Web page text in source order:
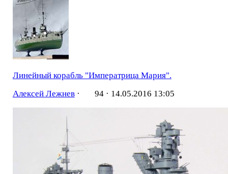
Линейный корабль "Императрица Мария".
Алексей Лежнев· 94 · 14.05.2016 13:05